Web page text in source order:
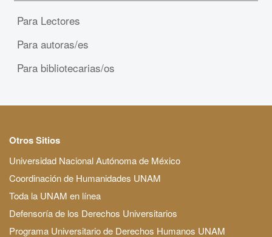
Para Lectores
Para autoras/es
Para bibliotecarias/os
Otros Sitios
Universidad Nacional Autónoma de México
Coordinación de Humanidades UNAM
Toda la UNAM en línea
Defensoría de los Derechos Universitarios
Programa Universitario de Derechos Humanos UNAM